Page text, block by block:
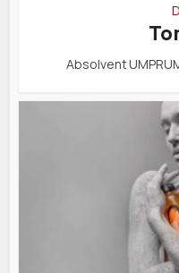
Absolvent